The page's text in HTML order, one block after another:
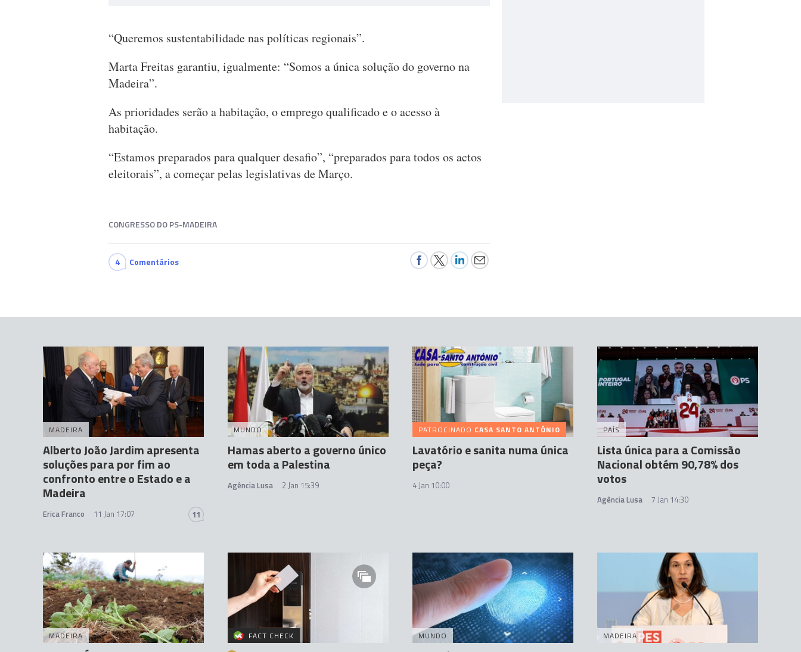
“Queremos sustentabilidade nas políticas regionais”.
Marta Freitas garantiu, igualmente: “Somos a única solução do governo na
Madeira”.
As prioridades serão a habitação, o emprego qualificado e o acesso à
habitação.
“Estamos preparados para qualquer desafio”, “preparados para todos os actos
eleitorais”, a começar pelas legislativas de Março.
CONGRESSO DO PS-MADEIRA
4 Comentários
MADEIRA
Alberto João Jardim apresenta
soluções para por fim ao
confronto entre o Estado e a
Madeira
Erica Franco 11 Jan 17:07 11
MUNDO
Hamas aberto a governo único
em toda a Palestina
Agência Lusa 2 Jan 15:39
PATROCINADO CASA SANTO ANTÓNIO
Lavatório e sanita numa única
peça?
4 Jan 10:00
PAÍS
Lista única para a Comissão
Nacional obtém 90,78% dos
votos
Agência Lusa 7 Jan 14:30
MADEIRA FACT CHECK MUNDO MADEIRA